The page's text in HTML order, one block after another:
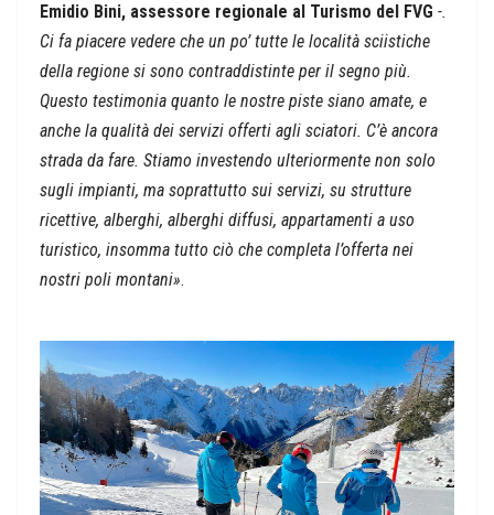
Emidio Bini, assessore regionale al Turismo del FVG -.
Ci fa piacere vedere che un po’ tutte le località sciistiche
della regione si sono contraddistinte per il segno più.
Questo testimonia quanto le nostre piste siano amate, e
anche la qualità dei servizi offerti agli sciatori. C’è ancora
strada da fare. Stiamo investendo ulteriormente non solo
sugli impianti, ma soprattutto sui servizi, su strutture
ricettive, alberghi, alberghi diffusi, appartamenti a uso
turistico, insomma tutto ciò che completa l’offerta nei
nostri poli montani».